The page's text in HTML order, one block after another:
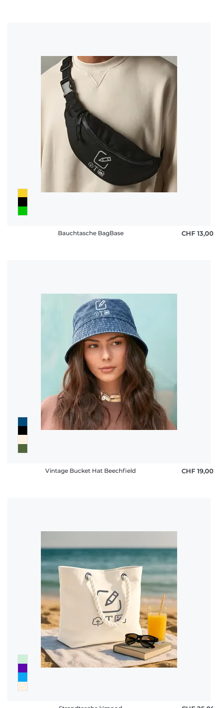
Bauchtasche BagBase CHF 13,00
Vintage Bucket Hat Beechfield CHF 19,00